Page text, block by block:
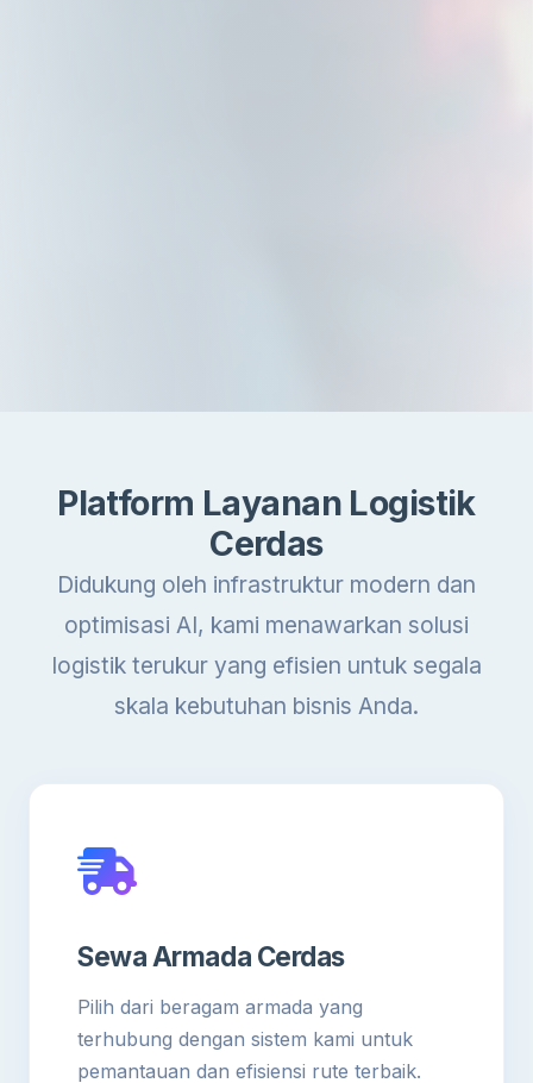
Platform Layanan Logistik
Cerdas
Didukung oleh infrastruktur modern dan
optimisasi AI, kami menawarkan solusi
logistik terukur yang efisien untuk segala
skala kebutuhan bisnis Anda.
Sewa Armada Cerdas
Pilih dari beragam armada yang
terhubung dengan sistem kami untuk
pemantauan dan efisiensi rute terbaik.